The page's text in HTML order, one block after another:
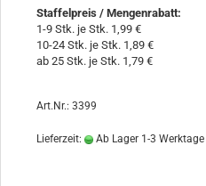
Staffelpreis / Mengenrabatt:
1-9 Stk. je Stk. 1,99 €
10-24 Stk. je Stk. 1,89 €
ab 25 Stk. je Stk. 1,79 €
Art.Nr.: 3399
Lieferzeit: Ab Lager 1-3 Werktage